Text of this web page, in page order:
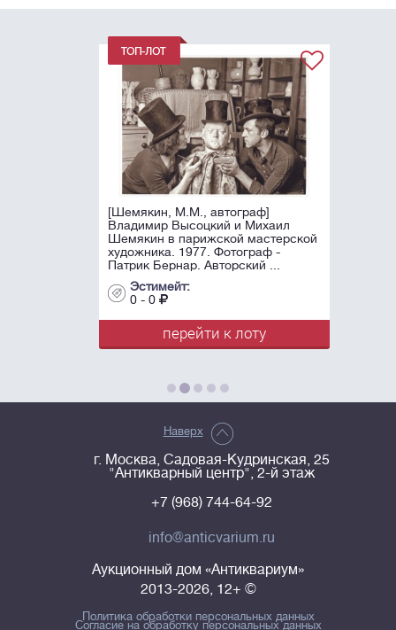
[Шемякин, М.М., автограф]
Владимир Высоцкий и Михаил
Шемякин в парижской мастерской
художника. 1977. Фотограф -
Патрик Бернар. Авторский ...
Эстимейт:
0 - 0
перейти к лоту
Наверх
г. Москва, Садовая-Кудринская, 25
"Антикварный центр", 2-й этаж
+7 (968) 744-64-92
info@anticvarium.ru
Аукционный дом «Антиквариум»
2013-2026, 12+ ©
Политика обработки персональных данных
Согласие на обработку персональных данных